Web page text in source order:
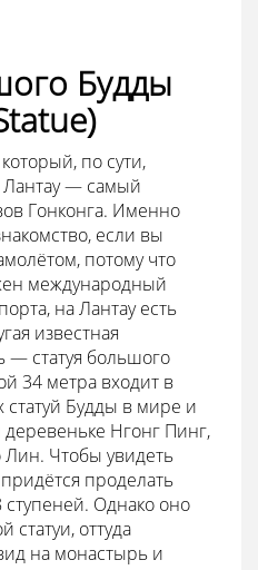
Будды
по сути,
Лантау — самый
Гонконга. Именно
если вы
потому что
международный
на Лантау есть
известная
— статуя большого
34 метра входит в
Будды в мире и
Нгонг Пинг,
Чтобы увидеть
проделать
Однако оно
статуи, оттуда
на монастырь и